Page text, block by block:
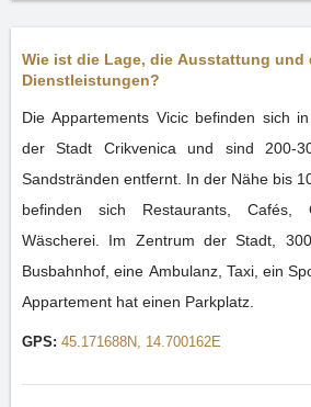
Wie ist die Lage, die Ausstattung und
Dienstleistungen?
Die Appartements Vicic befinden sich
der Stadt Crikvenica und sind 200-
Sandstränden entfernt. In der Nähe bis
befinden sich Restaurants, Cafés,
Wäscherei. Im Zentrum der Stadt,
Busbahnhof, eine Ambulanz, Taxi, ein
Appartement hat einen Parkplatz.
GPS: 45.171688N, 14.700162E